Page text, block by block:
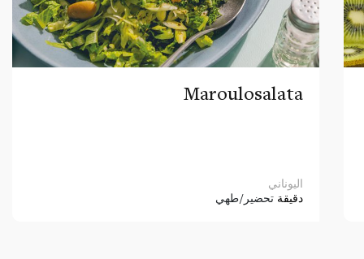
Maroulosalata
اليوناني
دقيقة تحضير/طهي